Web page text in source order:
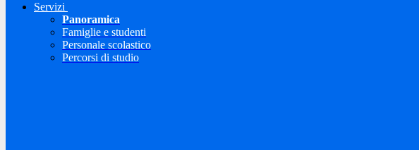
Servizi
Panoramica
Famiglie e studenti
Personale scolastico
Percorsi di studio